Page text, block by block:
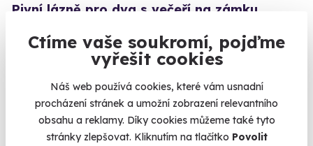
Ctíme vaše soukromí, pojďme
vyřešit cookies
Náš web používá cookies, které vám usnadní
procházení stránek a umožní zobrazení relevantního
obsahu a reklamy. Díky cookies můžeme také tyto
stránky zlepšovat. Kliknutím na tlačítko Povolit
Pivní lázně pro dva s večeří na zámku
Zlatavý mok teče v zámeckém podzemí proudem.
Slavičín (okres Zlín) (Zlín)
3 990 Kč
3 850 Kč